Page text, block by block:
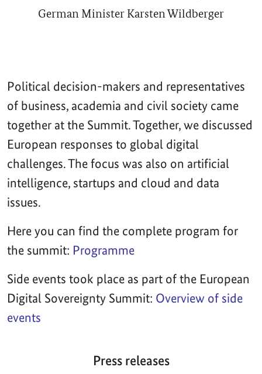
German Minister Karsten Wildberger
Political decision-makers and representatives
of business, academia and civil society came
together at the Summit. Together, we discussed
European responses to global digital
challenges. The focus was also on artificial
intelligence, startups and cloud and data
issues.
Here you can find the complete program for
the summit: Programme
Side events took place as part of the European
Digital Sovereignty Summit: Overview of side
events
Press releases